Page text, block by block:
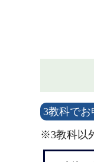
3教科で
※3教科以